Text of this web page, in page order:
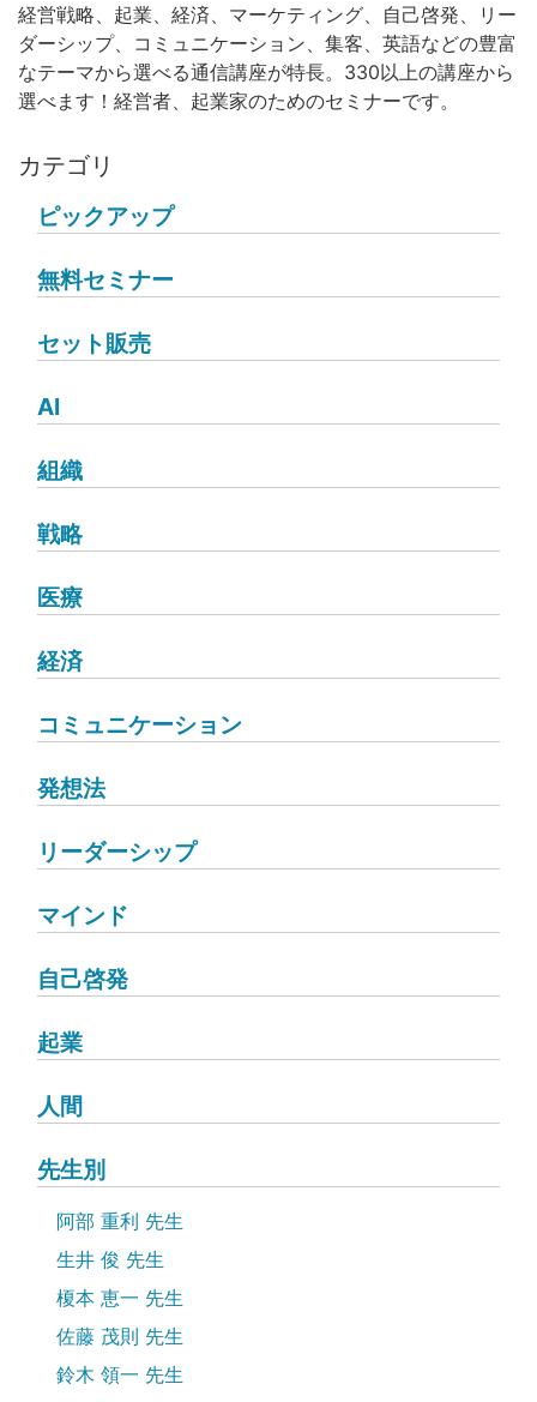
経営戦略、起業、経済、マーケティング、自己啓発、リー
ダーシップ、コミュニケーション、集客、英語などの豊富
なテーマから選べる通信講座が特長。330以上の講座から
選べます！経営者、起業家のためのセミナーです。
カテゴリ
ピックアップ
無料セミナー
セット販売
AI
組織
戦略
医療
経済
コミュニケーション
発想法
リーダーシップ
マインド
自己啓発
起業
人間
先生別
阿部 重利 先生
生井 俊 先生
榎本 恵一 先生
佐藤 茂則 先生
鈴木 領一 先生